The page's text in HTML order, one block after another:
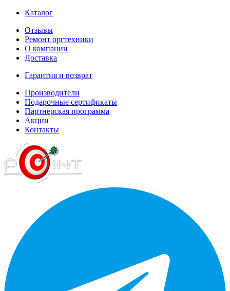
Каталог
Отзывы
Ремонт оргтехники
О компании
Доставка
Гарантия и возврат
Производители
Подарочные сертификаты
Партнерская программа
Акции
Контакты